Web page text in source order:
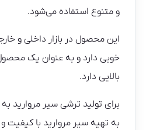
و متنوع استفاده می‌شود.
این محصول در بازار داخلی و
خوبی دارد و به عنوان یک
بالایی دارد.
برای تولید ترشی سیر مروارید به
به تهیه سیر مروارید با کیفیت و